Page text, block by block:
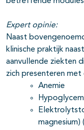
Expert opinie:
Naast
klinische praktijk
aanvullende ziekten
zich presenteren met
Anemie
magnesium)